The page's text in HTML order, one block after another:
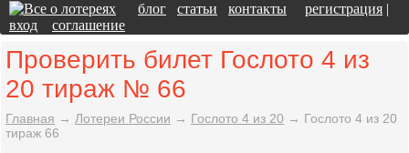
блог статьи контакты регистрация |
вход
соглашение
Проверить билет Гослото 4 из
20 тираж № 66
Главная → Лотереи России → Гослото 4 из 20 → Гослото 4 из 20
тираж 66